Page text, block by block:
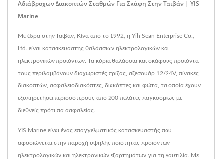
Αδιάβροχων Διακοπτών Σταθμών Για Σκάφη Στην Ταϊβάν | YIS
Marine
Με έδρα στην Ταϊβάν, Κίνα από το 1992, η Yih Sean Enterprise Co.,
Ltd. είναι κατασκευαστής θαλάσσιων ηλεκτρολογικών και
ηλεκτρονικών προϊόντων. Τα κύρια θαλάσσια και σκάφους προϊόντα
τους περιλαμβάνουν διαχωριστές πρίζας, αξεσουάρ 12/24V, πίνακες
διακοπτών, ασφαλειοδιακόπτες, διακόπτες και φώτα, τα οποία έχουν
εξυπηρετήσει περισσότερους από 200 πελάτες παγκοσμίως με
διεθνείς πρότυπα ασφαλείας.
YIS Marine είναι ένας επαγγελματικός κατασκευαστής που
αφοσιώνεται στην παροχή υψηλής ποιότητας προϊόντων
ηλεκτρολογικών και ηλεκτρονικών εξαρτημάτων για τη ναυτιλία. Με